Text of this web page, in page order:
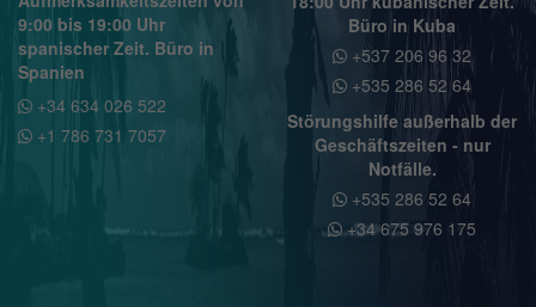
9:00 bis 19:00 Uhr
spanischer Zeit. Büro in
Spanien
+34 634 026 522
+1 786 731 7057
Büro in Kuba
+537 206 96 32
+535 286 52 64
Störungshilfe außerhalb der
Geschäftszeiten - nur
Notfälle.
+535 286 52 64
+34 675 976 175